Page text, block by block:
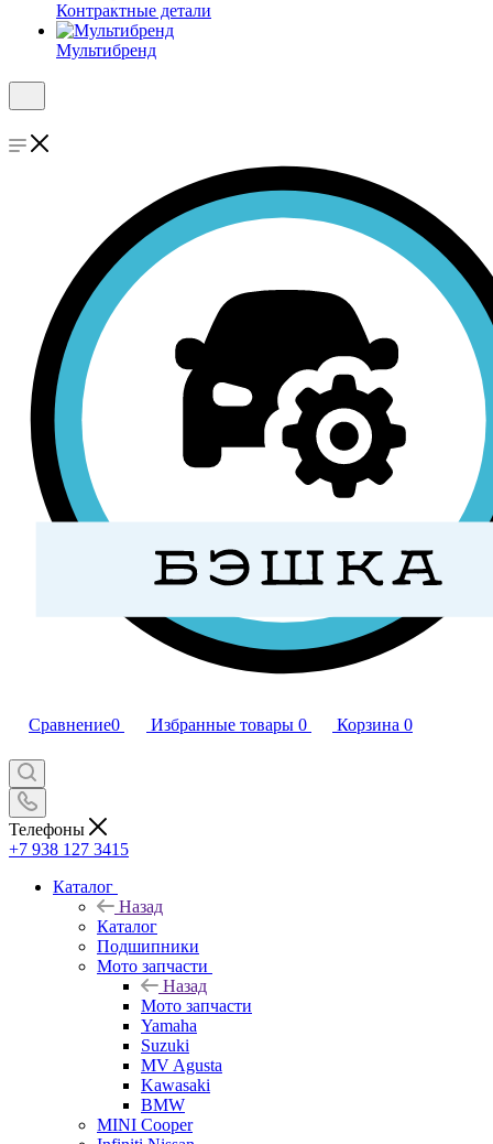
Контрактные детали
Мультибренд
Сравнение0 Избранные товары 0 Корзина 0
Телефоны
+7 938 127 3415
Каталог
Назад
Каталог
Подшипники
Мото запчасти
Назад
Мото запчасти
Yamaha
Suzuki
MV Agusta
Kawasaki
BMW
MINI Cooper